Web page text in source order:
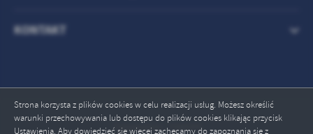
Strona korzysta z plików cookies w celu realizacji usług. Możesz określić
warunki przechowywania lub dostępu do plików cookies klikając przycisk
Ustawienia. Aby dowiedzieć się więcej zachęcamy do zapoznania się z
KONTAKT
Odwiedzin: 708699